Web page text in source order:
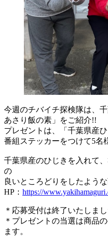
今週のチバイチ探検隊は、
あさり飯の素」をご紹介!!
プレゼントは、「千葉県産
番組ステッカーをつけて5名
千葉県産のひじきを入れて
の
良いところどりをしたような
HP： https://
＊応募受付は終了いたしまし
＊プレゼントの当選は商品
ます。